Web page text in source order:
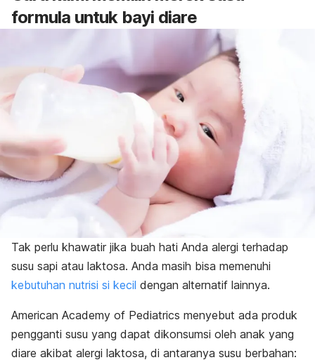
formula untuk bayi diare
Tak perlu khawatir jika buah hati Anda alergi terhadap
susu sapi atau laktosa. Anda masih bisa memenuhi
kebutuhan nutrisi si kecil dengan alternatif lainnya.
American Academy of Pediatrics menyebut ada produk
pengganti susu yang dapat dikonsumsi oleh anak yang
diare akibat alergi laktosa, di antaranya susu berbahan: